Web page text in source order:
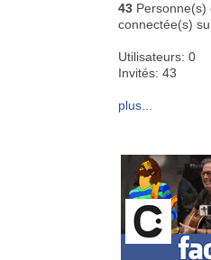
43 Personne(s)
connectée(s)
Utilisateurs: 0
Invités: 43
plus...